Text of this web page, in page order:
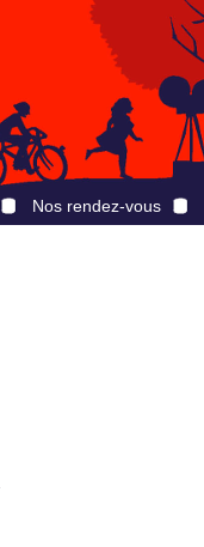
Nos rendez-vous